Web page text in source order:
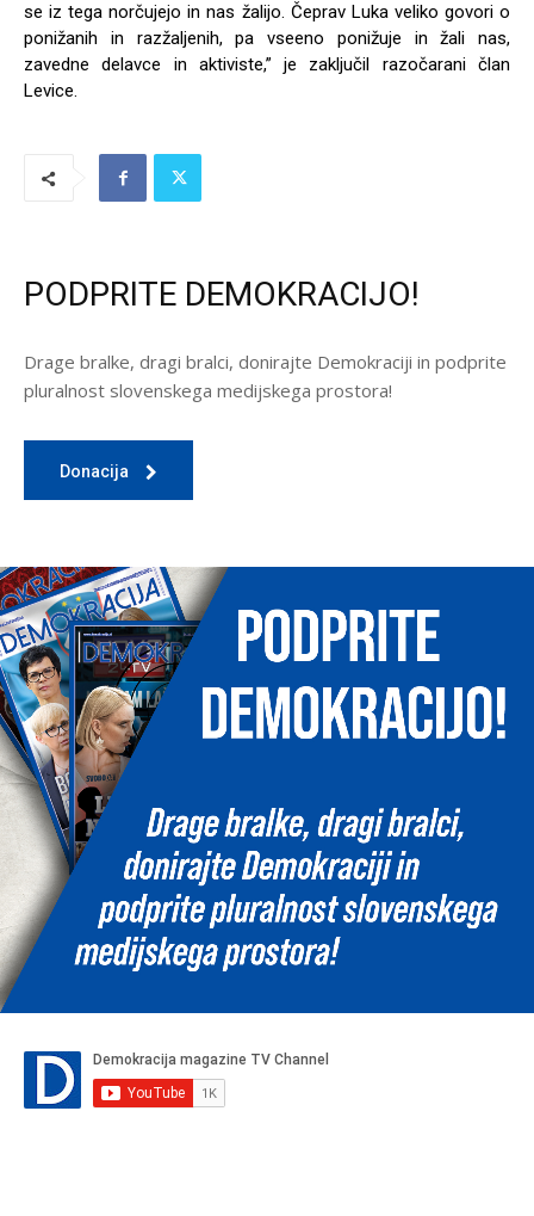
se iz tega norčujejo in nas žalijo. Čeprav Luka veliko govori o
ponižanih in razžaljenih, pa vseeno ponižuje in žali nas,
zavedne delavce in aktiviste,” je zaključil razočarani član
Levice.
PODPRITE DEMOKRACIJO!
Drage bralke, dragi bralci, donirajte Demokraciji in podprite
pluralnost slovenskega medijskega prostora!
Donacija